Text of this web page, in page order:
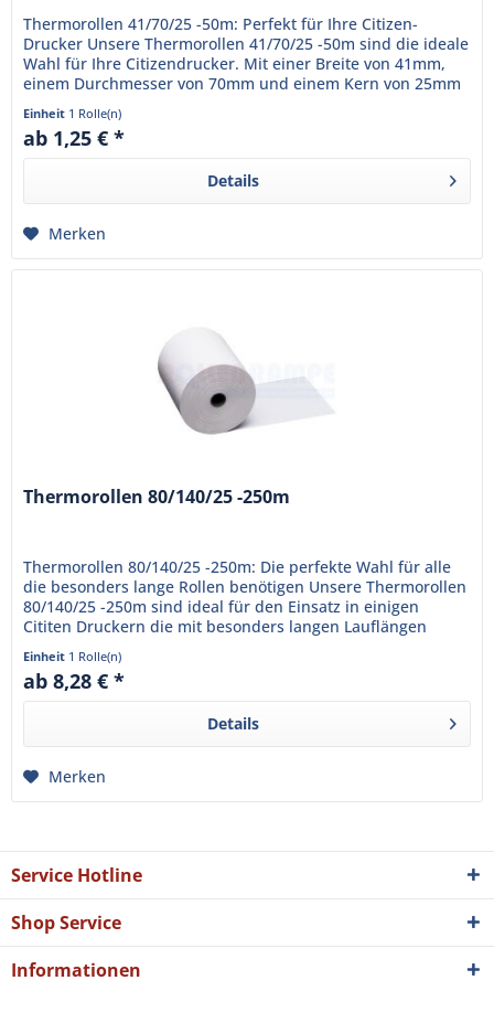
Thermorollen 41/70/25 -50m: Perfekt für Ihre Citizen-
Drucker Unsere Thermorollen 41/70/25 -50m sind die ideale
Wahl für Ihre Citizendrucker. Mit einer Breite von 41mm,
einem Durchmesser von 70mm und einem Kern von 25mm
passen sie...
Einheit 1 Rolle(n)
ab 1,25 € *
Details
Merken
Thermorollen 80/140/25 -250m
Thermorollen 80/140/25 -250m: Die perfekte Wahl für alle
die besonders lange Rollen benötigen Unsere Thermorollen
80/140/25 -250m sind ideal für den Einsatz in einigen
Cititen Druckern die mit besonders langen Lauflängen
arbeiten...
Einheit 1 Rolle(n)
ab 8,28 € *
Details
Merken
Service Hotline
Shop Service
Informationen